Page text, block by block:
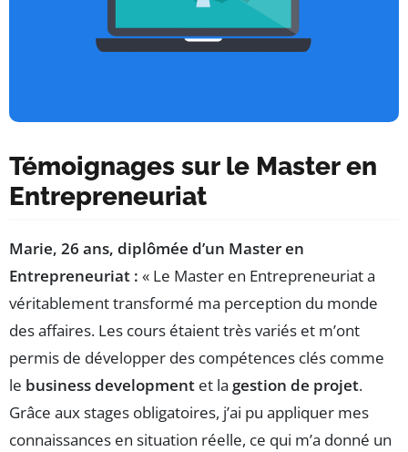
Témoignages sur le Master en
Entrepreneuriat
Marie, 26 ans, diplômée d’un Master en
Entrepreneuriat : « Le Master en Entrepreneuriat a
véritablement transformé ma perception du monde
des affaires. Les cours étaient très variés et m’ont
permis de développer des compétences clés comme
le business development et la gestion de projet.
Grâce aux stages obligatoires, j’ai pu appliquer mes
connaissances en situation réelle, ce qui m’a donné un